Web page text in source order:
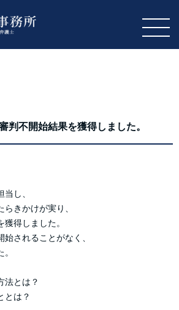
判不開始結果を獲得しました。
し、
きかけが実り、
得しました。
されることがなく、
法とは？
とは？